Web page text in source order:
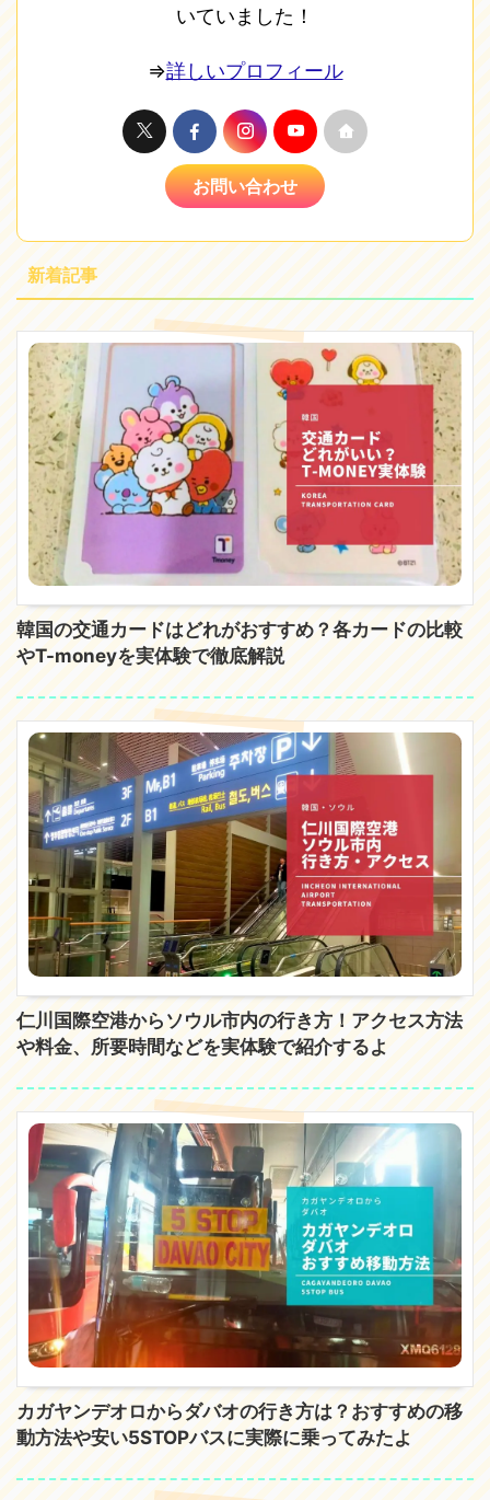
いていました！
⇒詳しいプロフィール
お問い合わせ
新着記事
韓国の交通カードはどれがおすすめ？各カードの比較
やT-moneyを実体験で徹底解説
仁川国際空港からソウル市内の行き方！アクセス方法
や料金、所要時間などを実体験で紹介するよ
カガヤンデオロからダバオの行き方は？おすすめの移
動方法や安い5STOPバスに実際に乗ってみたよ